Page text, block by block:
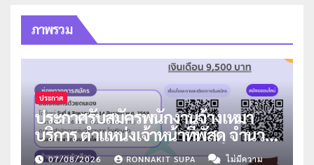
ภาพรวม
ประกาศ
ประกาศรับสมัครพนักงานจ้างเหมา
บริการ ตำแหน่งเจ้าหน้าที่พัสดุ จำนวน
1 อัตรา
07/08/2026 RONNAKIT SUPA
ไม่มีความ